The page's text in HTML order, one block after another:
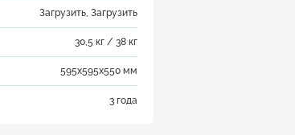
Загрузить, Загрузить
30,5 кг / 38 кг
595х595х550 мм
3 года